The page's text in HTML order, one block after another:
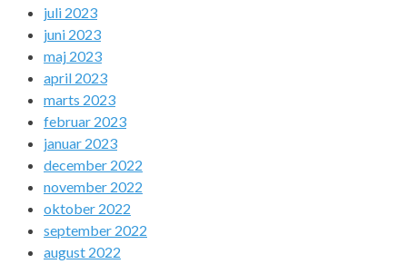
juli 2023
juni 2023
maj 2023
april 2023
marts 2023
februar 2023
januar 2023
december 2022
november 2022
oktober 2022
september 2022
august 2022